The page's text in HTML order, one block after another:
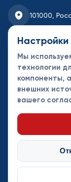
101000,
8-495-621-
Новости
Календарь
Мы
технологии
компоненты,
внешних
вашего